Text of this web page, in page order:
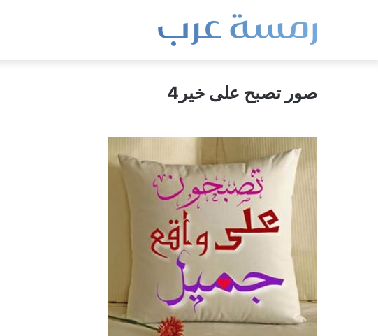
صور تصبح على خير4